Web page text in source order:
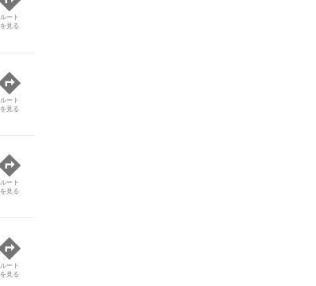
ルート
を見る
ルート
を見る
ルート
を見る
ルート
を見る